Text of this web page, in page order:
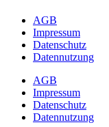
AGB
Impressum
Datenschutz
Datennutzung
AGB
Impressum
Datenschutz
Datennutzung